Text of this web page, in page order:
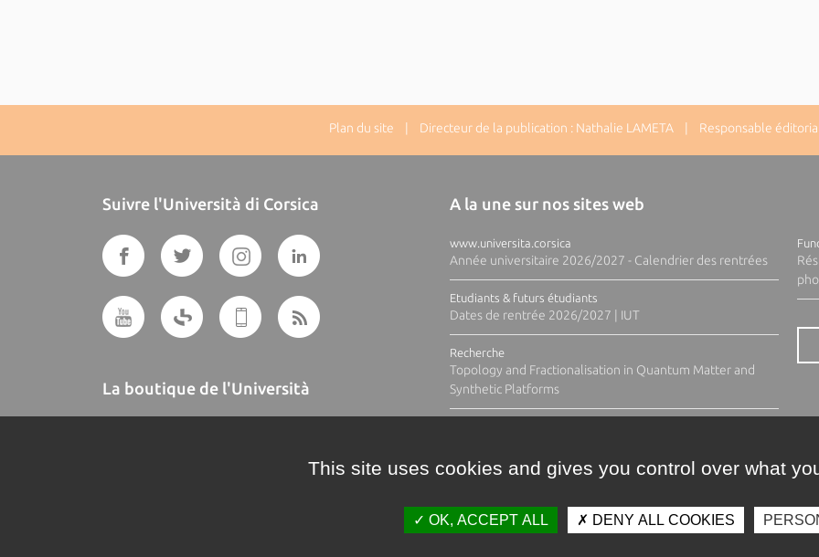
Plan du site | Directeur de la publication : Nathalie LAMETA | Responsable éditorial
Suivre l'Università di Corsica
La boutique de l'Università
A la une sur nos sites web
www.universita.corsica
Année universitaire 2026/2027 - Calendrier des rentrées
Etudiants & futurs étudiants
Dates de rentrée 2026/2027 | IUT
Recherche
Topology and Fractionalisation in Quantum Matter and
Synthetic Platforms
This site uses cookies and gives you control over what
OK, ACCEPT ALL DENY ALL COOKIES